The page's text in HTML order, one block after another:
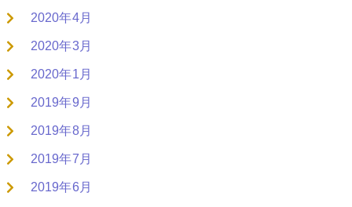
2020年4月
2020年3月
2020年1月
2019年9月
2019年8月
2019年7月
2019年6月